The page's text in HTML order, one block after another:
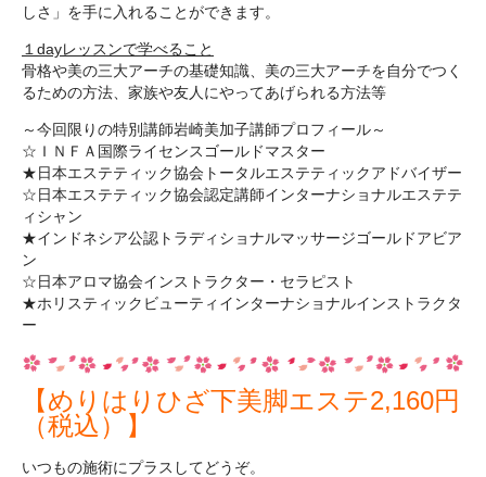
しさ」を手に入れることができます。
１dayレッスンで学べること
骨格や美の三大アーチの基礎知識、美の三大アーチを自分でつく
るための方法、家族や友人にやってあげられる方法等
～今回限りの特別講師岩崎美加子講師プロフィール～
☆ＩＮＦＡ国際ライセンスゴールドマスター
★日本エステティック協会トータルエステティックアドバイザー
☆日本エステティック協会認定講師インターナショナルエステテ
ィシャン
★インドネシア公認トラディショナルマッサージゴールドアビア
ン
☆日本アロマ協会インストラクター・セラピスト
★ホリスティックビューティインターナショナルインストラクタ
ー
【めりはりひざ下美脚エステ2,160円
（税込）】
いつもの施術にプラスしてどうぞ。